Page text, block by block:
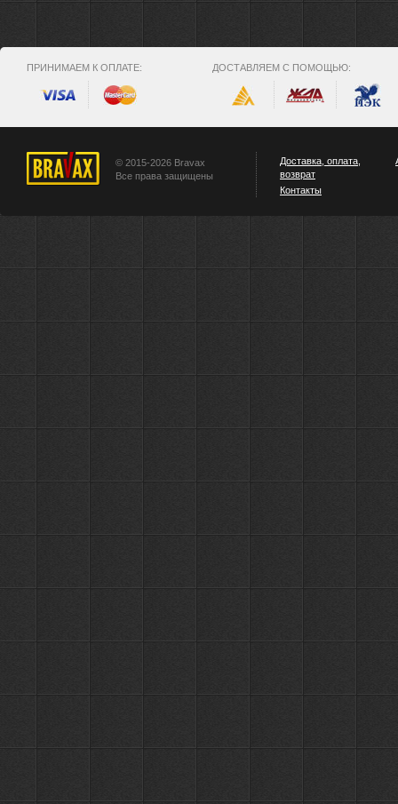
ПРИНИМАЕМ К ОПЛАТЕ: ДОСТАВЛЯЕМ С ПОМОЩЬЮ:
© 2015-2026 Bravax
Все права защищены
Доставка, оплата,
возврат
Контакты